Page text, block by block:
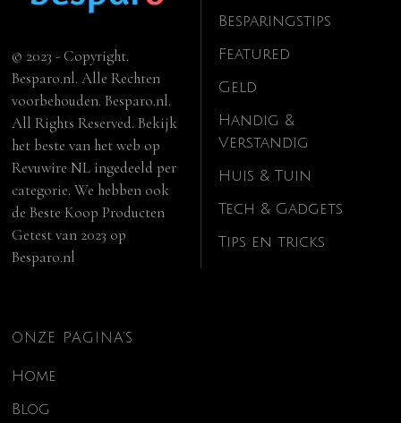
© 2023 - Copyright.
Besparo.nl. Alle Rechten
voorbehouden. Besparo.nl.
All Rights Reserved. Bekijk
het beste van het web op
Revuwire NL ingedeeld per
categorie. We hebben ook
deBeste Koop Producten
Getest van 2023 op
Besparo.nl
Besparingstips
Featured
Geld
Handig &
Verstandig
Huis & Tuin
Tech & Gadgets
Tips en tricks
ONZE PAGINA’S
Home
Blog